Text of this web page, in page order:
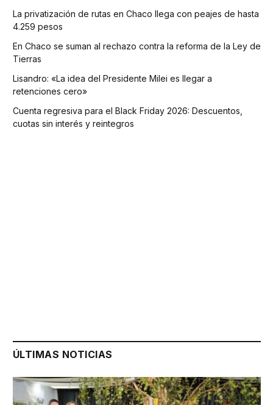
La privatización de rutas en Chaco llega con peajes de hasta
4.259 pesos
En Chaco se suman al rechazo contra la reforma de la Ley de
Tierras
Lisandro: «La idea del Presidente Milei es llegar a
retenciones cero»
Cuenta regresiva para el Black Friday 2026: Descuentos,
cuotas sin interés y reintegros
ÚLTIMAS NOTICIAS